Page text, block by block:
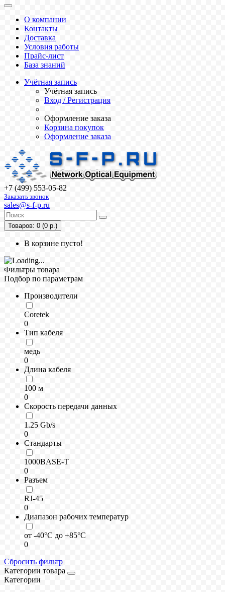
О компании
Контакты
Доставка
Условия работы
Прайс-лист
База знаний
Учётная запись
Учётная запись
Вход / Регистрация
Оформление заказа
Корзина покупок
Оформление заказа
+7 (499) 553-05-82
Заказать звонок
sales@s-f-p.ru
Товаров: 0 (0 р.)
В корзине пусто!
Фильтры товара
Подбор по параметрам
Производители
Coretek
0
Тип кабеля
медь
0
Длина кабеля
100 м
0
Скорость передачи данных
1.25 Gb/s
0
Стандарты
1000BASE-T
0
Разъем
RJ-45
0
Диапазон рабочих температур
от -40°C до +85°C
0
Сбросить фильтр
Категории товара
Категории